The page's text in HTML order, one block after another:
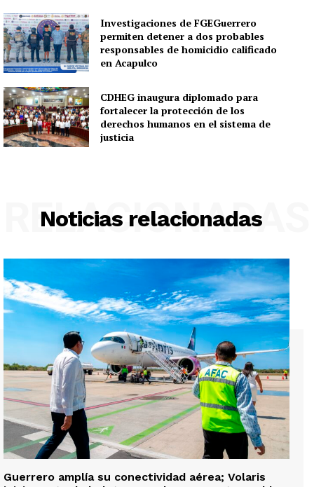
Investigaciones de FGEGuerrero
permiten detener a dos probables
responsables de homicidio calificado
en Acapulco
CDHEG inaugura diplomado para
fortalecer la protección de los
derechos humanos en el sistema de
justicia
Noticias relacionadas
RELACIONADAS
Guerrero amplía su conectividad aérea; Volaris